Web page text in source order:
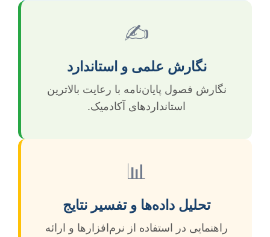
✍️
نگارش علمی و استاندارد
نگارش فصول پایان‌نامه با رعایت بالاترین
استانداردهای آکادمیک.
📊
تحلیل داده‌ها و تفسیر نتایج
راهنمایی در استفاده از نرم‌افزارها و ارائه